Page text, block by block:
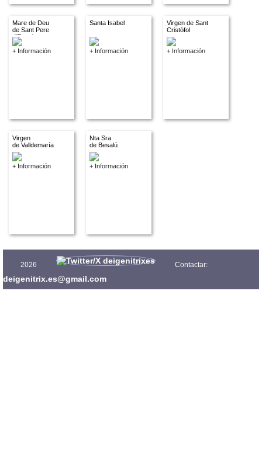
Mare de Deu
de Sant Pere
d'Espuig
+ Información
Santa Isabel
+ Información
Virgen de Sant
Cristòfol
+ Información
Virgen
de Valldemaría
+ Información
Nta Sra
de Besalú
+ Información
2026 Contactar:
deigenitrix.es@gmail.com